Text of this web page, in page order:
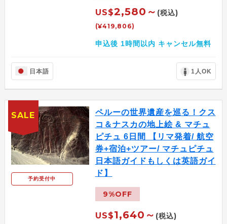
US$2,580～ (税込)
(¥419,806)
申込後 1時間以内 キャンセル無料
日本語 1人OK
予約受付中
ペルーの世界遺産を巡る！クス
コ＆ナスカの地上絵 & マチュ
ピチュ 6日間 【リマ発着/ 航空
券+宿泊+ツアー/ マチュピチュ
日本語ガイドもしくは英語ガイ
ド】
9%OFF
US$1,640～ (税込)
SALE